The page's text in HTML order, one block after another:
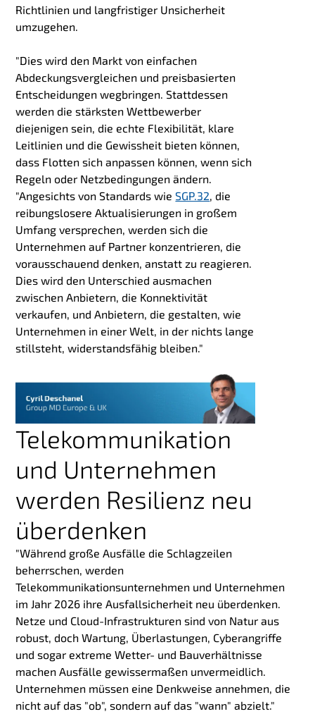
Richtlinien und langfristiger Unsicherheit
umzugehen.
"Dies wird den Markt von einfachen
Abdeckungsvergleichen und preisbasierten
Entscheidungen wegbringen. Stattdessen
werden die stärksten Wettbewerber
diejenigen sein, die echte Flexibilität, klare
Leitlinien und die Gewissheit bieten können,
dass Flotten sich anpassen können, wenn sich
Regeln oder Netzbedingungen ändern.
"Angesichts von Standards wieSGP.32 , die
reibungslosere Aktualisierungen in großem
Umfang versprechen, werden sich die
Unternehmen auf Partner konzentrieren, die
vorausschauend denken, anstatt zu reagieren.
Dies wird den Unterschied ausmachen
zwischen Anbietern, die Konnektivität
verkaufen, und Anbietern, die gestalten, wie
Unternehmen in einer Welt, in der nichts lange
stillsteht, widerstandsfähig bleiben."
Telekommunikation
und Unternehmen
werden Resilienz neu
überdenken
"Während große Ausfälle die Schlagzeilen
beherrschen, werden
Telekommunikationsunternehmen und Unternehmen
im Jahr 2026 ihre Ausfallsicherheit neu überdenken.
Netze und Cloud-Infrastrukturen sind von Natur aus
robust, doch Wartung, Überlastungen, Cyberangriffe
und sogar extreme Wetter- und Bauverhältnisse
machen Ausfälle gewissermaßen unvermeidlich.
Unternehmen müssen eine Denkweise annehmen, die
nicht auf das "ob", sondern auf das "wann" abzielt."